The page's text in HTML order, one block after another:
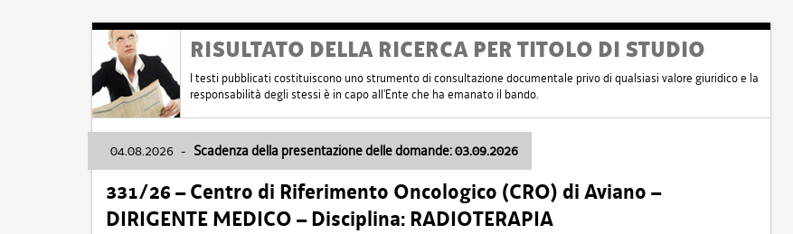
RISULTATO DELLA RICERCA PER TITOLO DI STUDIO
I testi pubblicati costituiscono uno strumento di consultazione documentale privo di qualsiasi valore giuridico e la
responsabilità degli stessi è in capo all'Ente che ha emanato il bando.
04.08.2026 - Scadenza della presentazione delle domande: 03.09.2026
331/26 – Centro di Riferimento Oncologico (CRO) di Aviano –
DIRIGENTE MEDICO – Disciplina: RADIOTERAPIA